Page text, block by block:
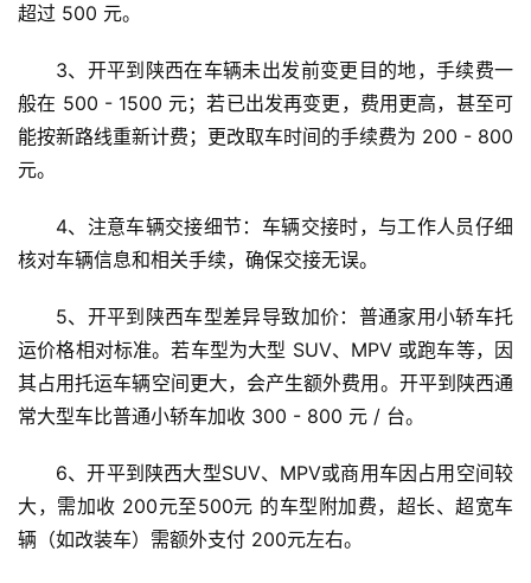
超过 500 元。
3、开平到陕西在车辆未出发前变更目的地，手续费一
般在 500 - 1500 元；若已出发再变更，费用更高，甚至可
能按新路线重新计费；更改取车时间的手续费为 200 - 800
元。
4、注意车辆交接细节：车辆交接时，与工作人员仔细
核对车辆信息和相关手续，确保交接无误。
5、开平到陕西车型差异导致加价：普通家用小轿车托
运价格相对标准。若车型为大型 SUV、MPV 或跑车等，因
其占用托运车辆空间更大，会产生额外费用。开平到陕西通
常大型车比普通小轿车加收 300 - 800 元 / 台。
6、开平到陕西大型SUV、MPV或商用车因占用空间较
大，需加收 200元至500元 的车型附加费，超长、超宽车
辆（如改装车）需额外支付 200元左右。